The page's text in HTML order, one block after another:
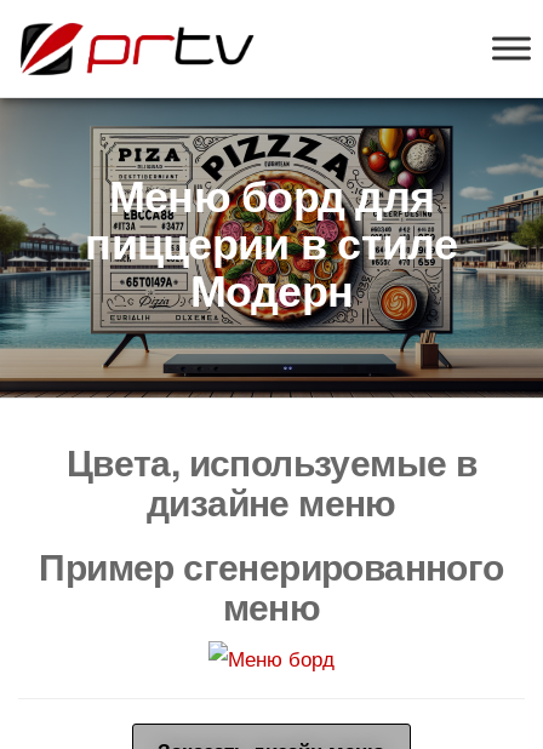
конструктор
слайд-шоу
для
телевизоров
Меню борд для
пиццерии в стиле
Модерн
Цвета, используемые в
дизайне меню
Пример сгенерированного
меню